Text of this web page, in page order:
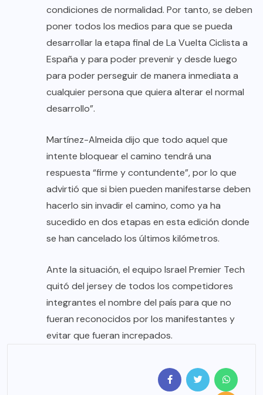
condiciones de normalidad. Por tanto, se deben
poner todos los medios para que se pueda
desarrollar la etapa final de La Vuelta Ciclista a
España y para poder prevenir y desde luego
para poder perseguir de manera inmediata a
cualquier persona que quiera alterar el normal
desarrollo”.
Martínez-Almeida dijo que todo aquel que
intente bloquear el camino tendrá una
respuesta “firme y contundente”, por lo que
advirtió que si bien pueden manifestarse deben
hacerlo sin invadir el camino, como ya ha
sucedido en dos etapas en esta edición donde
se han cancelado los últimos kilómetros.
Ante la situación, el equipo Israel Premier Tech
quitó del jersey de todos los competidores
integrantes el nombre del país para que no
fueran reconocidos por los manifestantes y
evitar que fueran increpados.